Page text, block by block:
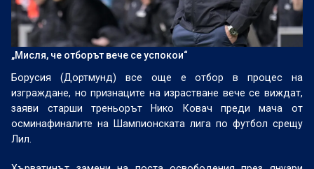
„Мисля, че отборът вече се успокои“
Борусия (Дортмунд) все още е отбор в процес на
изграждане, но признаците на израстване вече се виждат,
заяви старши треньорът Нико Ковач преди мача от
осминафиналите на Шампионската лига по футбол срещу
Лил.